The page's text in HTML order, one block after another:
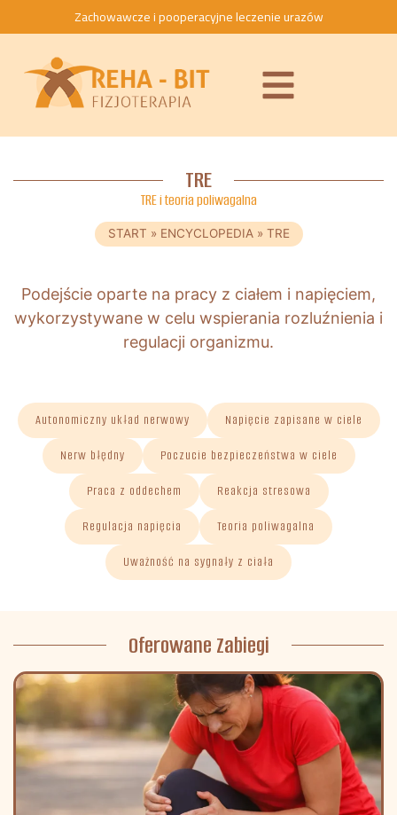
Zachowawcze i pooperacyjne leczenie urazów
TRE
TRE i teoria poliwagalna
START » ENCYCLOPEDIA» TRE
Podejście oparte na pracy z ciałem i napięciem,
wykorzystywane w celu wspierania rozluźnienia i
regulacji organizmu.
Autonomiczny układ nerwowy Napięcie zapisane w ciele
Nerw błędny Poczucie bezpieczeństwa w ciele
Praca z oddechem Reakcja stresowa
Regulacja napięcia Teoria poliwagalna
Uważność na sygnały z ciała
Oferowane Zabiegi